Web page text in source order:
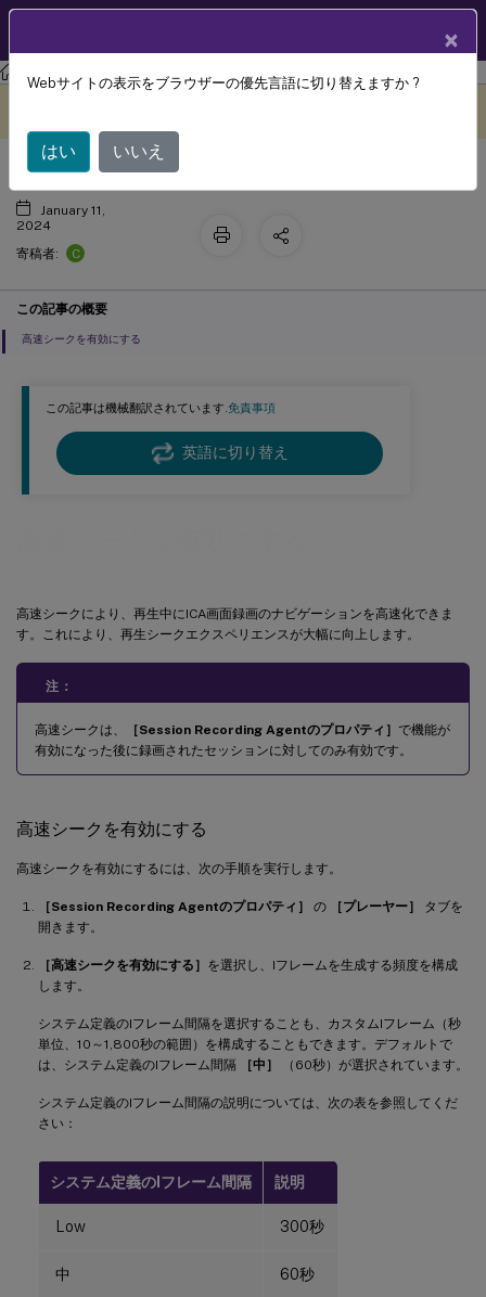
Session Recording Session Recording 2308
この記事は機械翻訳されています.免責事項
英語に切り替え
高速シークにより、再生中にICA画面録画のナビゲーションを高速化できま
す。これにより、再生シークエクスペリエンスが大幅に向上します。
注：
高速シークは、 ［Session Recording Agentのプロパティ］ で機能が
有効になった後に録画されたセッションに対してのみ有効です。
高速シークを有効にする
高速シークを有効にするには、次の手順を実行します。
［Session Recording Agentのプロパティ］ の ［プレーヤー］
タブを
開きます。
［高速シークを有効にする］ を選択し、Iフレームを生成する頻度を構成
します。
システム定義のIフレーム間隔を選択することも、カスタムIフレーム（秒
単位、10～1,800秒の範囲）を構成することもできます。デフォルトで
は、システム定義のIフレーム間隔
［中］ （60秒）が選択されています。
システム定義のIフレーム間隔の説明については、次の表を参照してくだ
さい：
システム定義のIフレーム間隔 説明
Low 300秒
中 60秒
高速シークを有効にする
January 11,
2024
寄稿者:
C
この記事の概要
高速シークを有効にする
×
Webサイトの表示をブラウザーの優先言語に切り替えますか ?
はい いいえ